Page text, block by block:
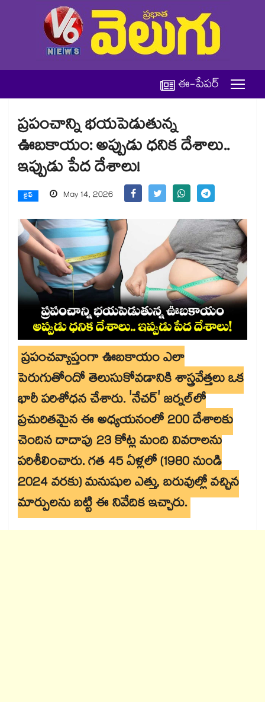
ఈ-పేపర్
ప్రపంచాన్ని భయపెడుతున్న
ఊబకాయం: అప్పుడు ధనిక దేశాలు..
ఇప్పుడు పేద దేశాలు!
లైఫ్ May 14, 2026
ప్రపంచవ్యాప్తంగా ఊబకాయం ఎలా
పెరుగుతోందో తెలుసుకోవడానికి శాస్త్రవేత్తలు ఒక
భారీ పరిశోధన చేశారు. 'నేచర్' జర్నల్‌లో
ప్రచురితమైన ఈ అధ్యయనంలో 200 దేశాలకు
చెందిన దాదాపు 23 కోట్ల మంది వివరాలను
పరిశీలించారు. గత 45 ఏళ్లలో (1980 నుండి
2024 వరకు) మనుషుల ఎత్తు, బరువుల్లో వచ్చిన
మార్పులను బట్టి ఈ నివేదిక ఇచ్చారు.